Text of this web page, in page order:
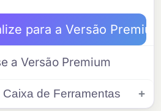
para a Versão
a Versão Premium
Caixa de Ferramentas